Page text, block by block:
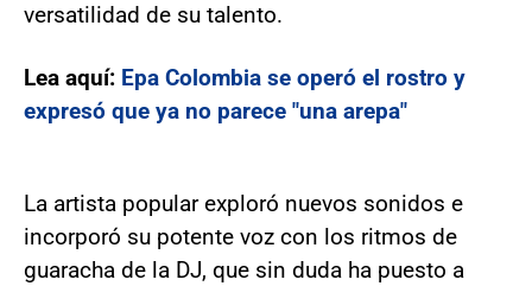
versatilidad de su talento.
Lea aquí: Epa Colombia se operó el rostro y
expresó que ya no parece "una arepa"
La artista popular exploró nuevos sonidos e
incorporó su potente voz con los ritmos de
guaracha de la DJ, que sin duda ha puesto a